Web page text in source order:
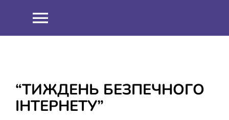
Toggle
ПРО НАС
Співпраця
ОСВІТНІЙ ПРОЦЕС
“ТИЖДЕНЬ БЕЗПЕЧНОГО
ІНТЕРНЕТУ”